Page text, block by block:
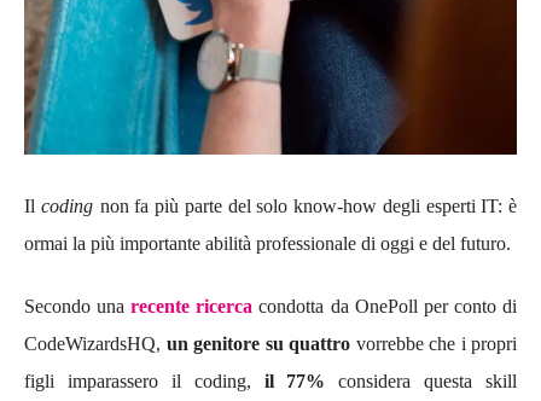
Il coding non fa più parte del solo know-how degli esperti IT: è
ormai la più importante abilità professionale di oggi e del futuro.
Secondo unarecente ricerca condotta da OnePoll per conto di
CodeWizardsHQ, un genitore su quattro vorrebbe che i propri
figli imparassero il coding, il 77% considera questa skill